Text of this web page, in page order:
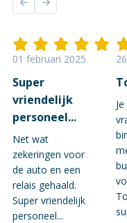
01 februari 2025
Super
vriendelijk
personeel...
Net wat
zekeringen voor
de auto en een
relais gehaald.
Super vriendelijk
personeel...